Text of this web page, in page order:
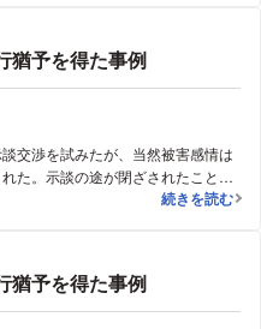
が法廷で判決（有罪か無罪か、
します。判決の主文（しゅぶん：
由：はんけつりゆう）が述べられ
）判決に不服がある場合、被告人
（通常は判決言い渡しの翌日から
や最高裁判所）に対して不服を申
することができました。
猶予を得た事例
交渉を試みたが、当然被害感情は
た。示談の途が閉ざされたこと
めた。単身生活だったが、起訴後
ウンセリングのため定期的に通所
て母親、支援施設職員に出廷いた
性について証言いただきました。
実刑濃厚の覚
続きを読む
猶予を得た事例